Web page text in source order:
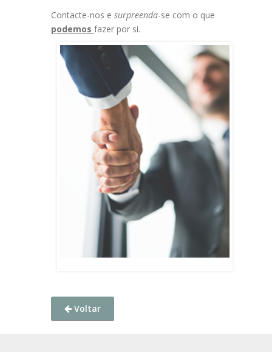
Contacte-nos e surpreenda-se com o que
podemos fazer por si.
Voltar